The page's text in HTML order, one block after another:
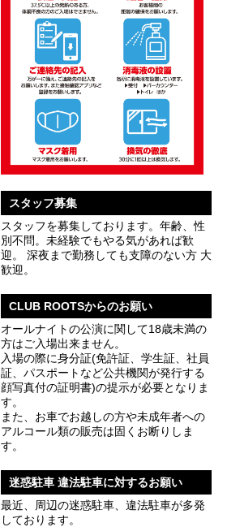
スタッフ募集
スタッフを募集しております。年齢、性
別不問。未経験でもやる気があれば歓
迎。 深夜まで勤務しても支障のない方 大
歓迎。
CLUB ROOTSからのお願い
オールナイトの公演に関して18歳未満の
方はご入場出来ません。
入場の際に身分証(免許証、学生証、社員
証、パスポートなど公共機関が発行する
顔写真付の証明書)の提示が必要となりま
す。
また、お車でお越しの方や未成年者への
アルコール類の販売は固くお断りしま
す。
迷惑駐車 違法駐車に対するお願い
最近、周辺の迷惑駐車、違法駐車が多発
しております。